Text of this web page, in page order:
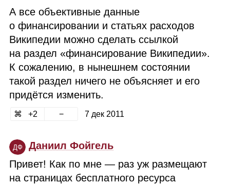
А все объективные данные
о финансировании и статьях расходов
Википедии можно сделать ссылкой
на раздел «финансирование Википедии».
К сожалению, в нынешнем состоянии
такой раздел ничего не объясняет и его
придётся изменить.
2 7 дек 2011
ДФ
Даниил Фойгель
Привет! Как по мне — раз уж размещают
на страницах бесплатного ресурса